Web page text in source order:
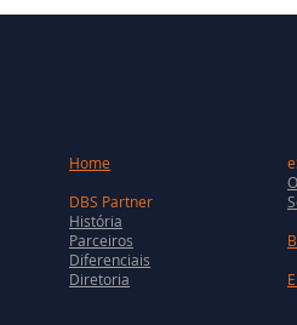
Home
DBS Partner
História
Parceiros
Diferenciais
Diretoria